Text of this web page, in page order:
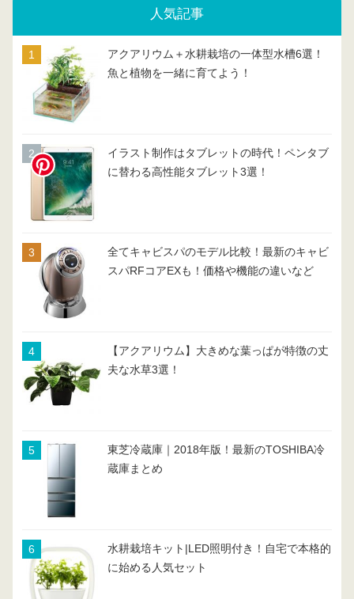
人気記事
アクアリウム＋水耕栽培の一体型水槽6選！
魚と植物を一緒に育てよう！
イラスト制作はタブレットの時代！ペンタブ
に替わる高性能タブレット3選！
全てキャビスパのモデル比較！最新のキャビ
スパRFコアEXも！価格や機能の違いなど
【アクアリウム】大きめな葉っぱが特徴の丈
夫な水草3選！
東芝冷蔵庫｜2018年版！最新のTOSHIBA冷
蔵庫まとめ
水耕栽培キット|LED照明付き！自宅で本格的
に始める人気セット